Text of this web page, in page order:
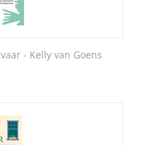
- Kelly van Goens